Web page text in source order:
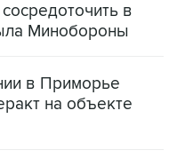
в
Минобороны
в Приморье
на объекте